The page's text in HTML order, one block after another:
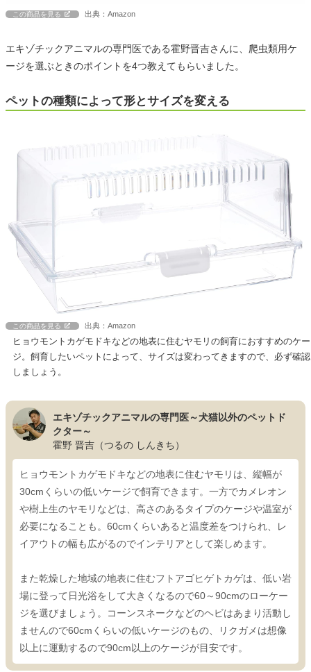
この商品を見る 出典：Amazon
エキゾチックアニマルの専門医である霍野晋吉さんに、爬虫類用ケ
ージを選ぶときのポイントを4つ教えてもらいました。
ペットの種類によって形とサイズを変える
この商品を見る 出典：Amazon
ヒョウモントカゲモドキなどの地表に住むヤモリの飼育におすすめのケー
ジ。飼育したいペットによって、サイズは変わってきますので、必ず確認
しましょう。
エキゾチックアニマルの専門医～犬猫以外のペットド
クター～
霍野 晋吉（つるの しんきち）
ヒョウモントカゲモドキなどの地表に住むヤモリは、縦幅が
30cmくらいの低いケージで飼育できます。一方でカメレオン
や樹上生のヤモリなどは、高さのあるタイプのケージや温室が
必要になることも。60cmくらいあると温度差をつけられ、レ
イアウトの幅も広がるのでインテリアとして楽しめます。
また乾燥した地域の地表に住むフトアゴヒゲトカゲは、低い岩
場に登って日光浴をして大きくなるので60～90cmのローケー
ジを選びましょう。コーンスネークなどのヘビはあまり活動し
ませんので60cmくらいの低いケージのもの、リクガメは想像
以上に運動するので90cm以上のケージが目安です。